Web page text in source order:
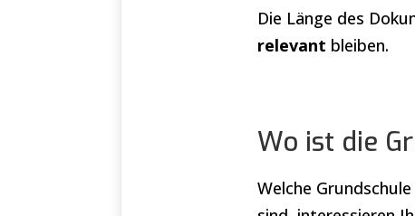
Die Länge des
relevant bleiben.
Wo ist die
Welche